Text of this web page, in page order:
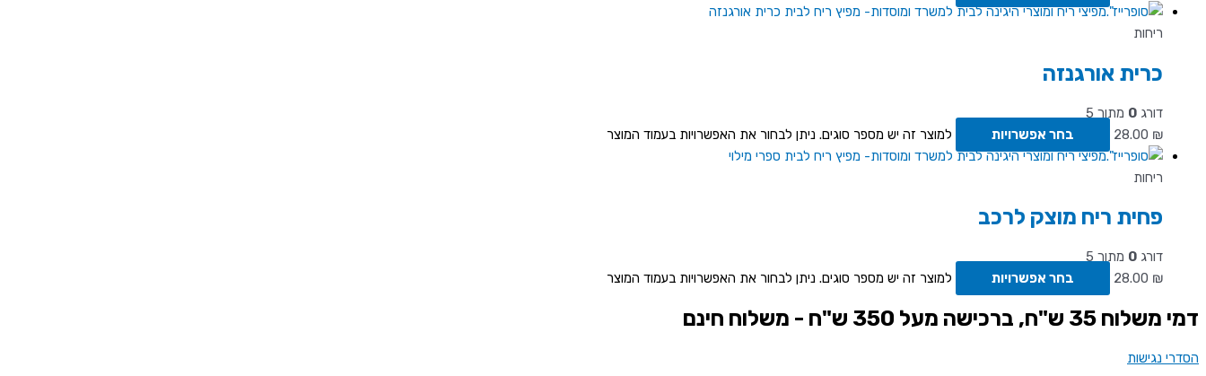
ריחות
כרית אורגנזה
דורג 0 מתוך 5
28.00 ₪ בחר אפשרויות למוצר זה יש מספר סוגים. ניתן לבחור את האפשרויות בעמוד המוצר
ריחות
פחית ריח מוצק לרכב
דורג 0 מתוך 5
28.00 ₪ בחר אפשרויות למוצר זה יש מספר סוגים. ניתן לבחור את האפשרויות בעמוד המוצר
דמי משלוח 35 ש"ח, ברכישה מעל 350 ש"ח - משלוח חינם
הסדרי נגישות